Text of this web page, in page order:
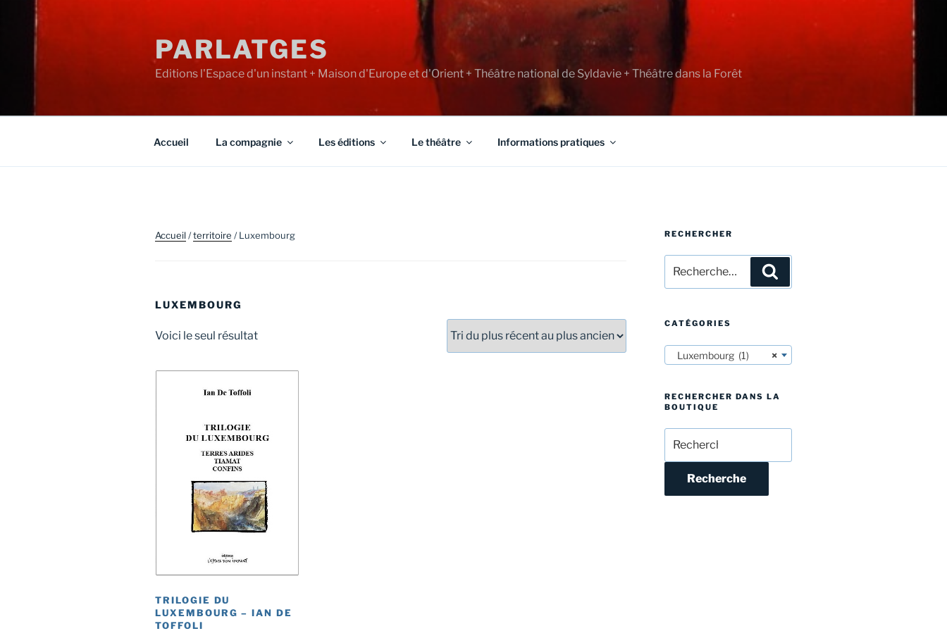
contenu
PARLATGES
Editions l'Espace d'un instant + Maison d'Europe et d'Orient + Théâtre national de Syldavie + Théâtre dans la Forêt
Accueil La compagnie Les éditions Le théâtre Informations pratiques
Accueil/territoire / Luxembourg
LUXEMBOURG
Voici le seul résultat
TRILOGIE DU
LUXEMBOURG – IAN DE
TOFFOLI
RECHERCHER
pour
:
CATÉGORIES
×
Luxembourg (1)
RECHERCHER DANS LA
BOUTIQUE
pour :
Recherche